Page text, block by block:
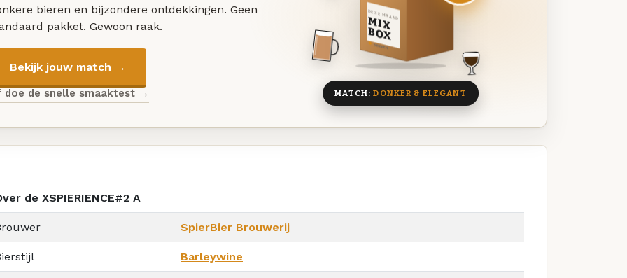
bieren en bijzondere ontdekkingen. Geen
pakket. Gewoon raak.
Bekijk jouw match →
doe de snelle smaaktest →
DEZE MAAND
MIX
BOX
8 BIEREN
MATCH:DONKER & ELEGANT
de XSPIERIENCE#2 A
SpierBier Brouwerij
Barleywine